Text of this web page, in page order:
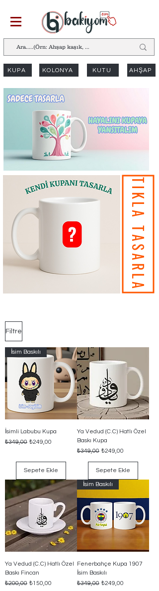
KUPA KUTU
KOLONYA AHŞAP
TIKLA TASARLA
Filtre
İsim Baskılı
İsimli Labubu Kupa
Normal Fiyat
₺349,00 İndirimli Fiyat
₺249,00
Sepete Ekle
Ya Vedud (C.C) Hatlı Özel
Baskı Kupa
Normal Fiyat
₺349,00 İndirimli Fiyat
₺249,00
Sepete Ekle
Ya Vedud (C.C) Hatlı Özel
Baskı Fincan
Normal Fiyat
₺200,00 İndirimli Fiyat
₺150,00
İsim Baskılı
Fenerbahçe Kupa 1907
İsim Baskılı
Normal Fiyat
₺349,00 İndirimli Fiyat
₺249,00